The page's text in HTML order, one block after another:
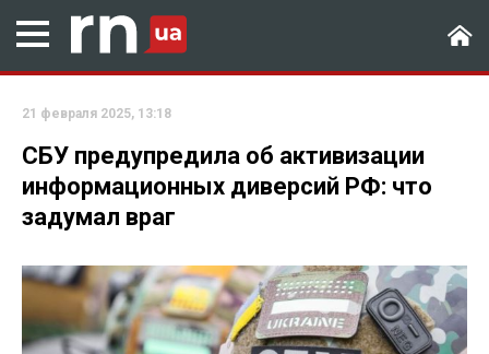
21 февраля 2025, 13:18
СБУ предупредила об активизации
информационных диверсий РФ: что
задумал враг